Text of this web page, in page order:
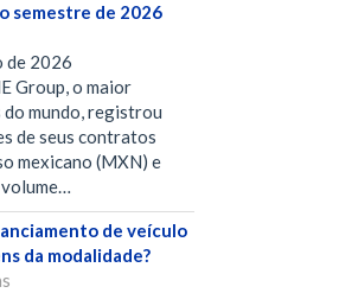
semestre de 2026
de 2026
Group, o maior
mundo, registrou
de seus contratos
mexicano (MXN) e
de veículo
da modalidade?